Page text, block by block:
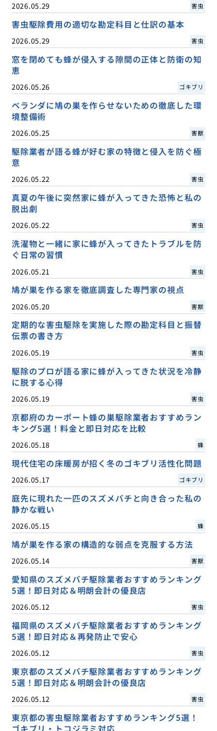
2026.05.29 害虫
害虫駆除費用の適切な勘定科目と仕訳の基本
2026.05.29 害虫
窓を閉めても蜂が侵入する隙間の正体と防衛の知
恵
2026.05.26 ゴキブリ
ベランダに鳩の巣を作らせないための徹底した環
境整備術
2026.05.25 害獣
駆除業者が語る蜂が好む家の特徴と侵入を防ぐ極
意
2026.05.22 害虫
真夏の午後に突然家に蜂が入ってきた恐怖と私の
脱出劇
2026.05.22 害虫
洗濯物と一緒に家に蜂が入ってきたトラブルを防
ぐ日常の習慣
2026.05.21 害虫
鳩が巣を作る家を徹底調査した専門家の視点
2026.05.20 害獣
定期的な害虫駆除を実施した際の勘定科目と振替
伝票の書き方
2026.05.19 害虫
駆除のプロが語る家に蜂が入ってきた状況を冷静
に脱する心得
2026.05.19 害虫
京都府のカーポート蜂の巣駆除業者おすすめラン
キング5選！料金と即日対応を比較
2026.05.18 蜂
現代住宅の床暖房が招く冬のゴキブリ活性化問題
2026.05.17 ゴキブリ
庭先に現れた一匹のスズメバチと向き合った私の
静かな戦い
2026.05.15 蜂
鳩が巣を作る家の構造的な弱点を克服する方法
2026.05.14 害獣
愛知県のスズメバチ駆除業者おすすめランキング
5選！即日対応＆明朗会計の優良店
2026.05.12 害虫
福岡県のスズメバチ駆除業者おすすめランキング
5選！即日対応＆再発防止で安心
2026.05.12 害虫
東京都のスズメバチ駆除業者おすすめランキング
5選！即日対応＆明朗会計の優良店
2026.05.12 害虫
東京都の害虫駆除業者おすすめランキング5選！
ゴキブリ・トコジラミ対応